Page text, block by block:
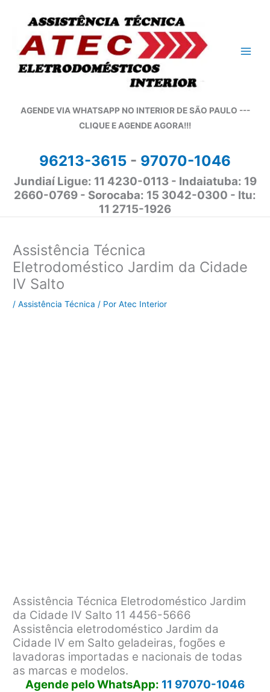
conteúdo
AGENDE VIA WHATSAPP NO INTERIOR DE SÃO PAULO ---
CLIQUE E AGENDE AGORA!!!
96213-3615 - 97070-1046
Jundiaí Ligue: 11 4230-0113 - Indaiatuba: 19
2660-0769 - Sorocaba: 15 3042-0300 - Itu:
11 2715-1926
Assistência Técnica
Eletrodoméstico Jardim da Cidade
IV Salto
/Assistência Técnica / PorAtec Interior
Assistência Técnica Eletrodoméstico Jardim
da Cidade IV Salto 11 4456-5666
Assistência eletrodoméstico Jardim da
Cidade IV em Salto geladeiras, fogões e
lavadoras importadas e nacionais de todas
as marcas e modelos.
Agende pelo WhatsApp: 11 97070-1046